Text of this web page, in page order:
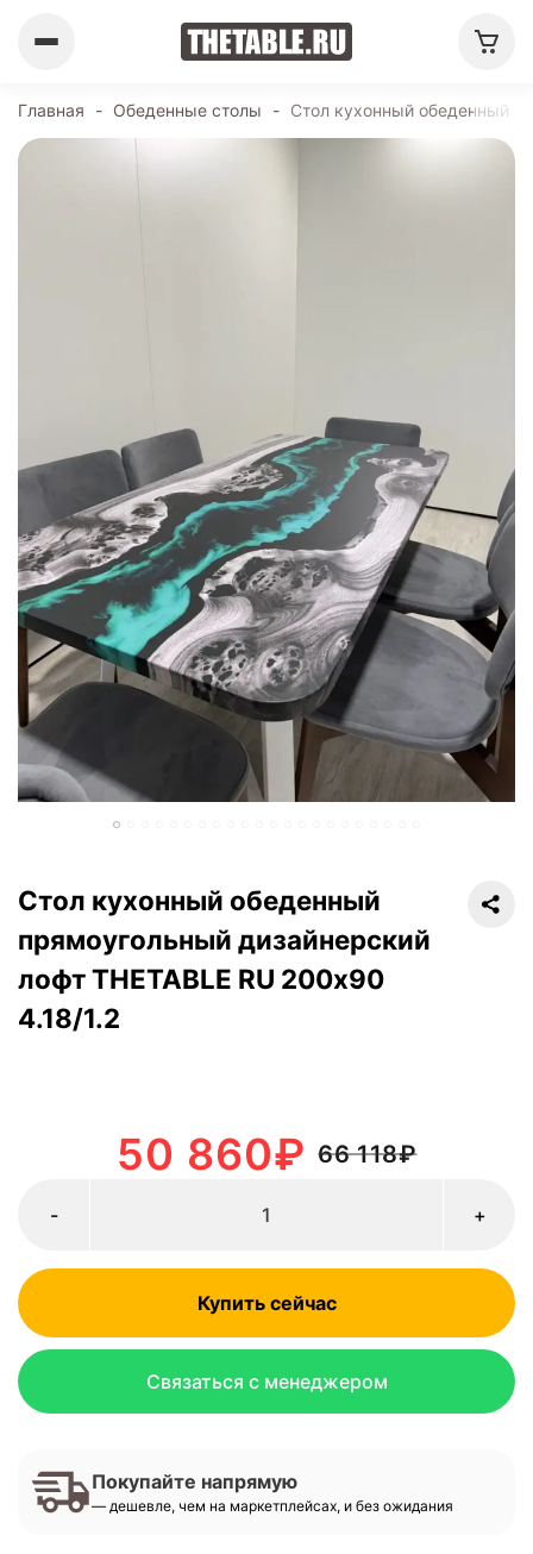
Главная - Обеденные столы - Стол кухонный обеденный
Стол кухонный обеденный
прямоугольный дизайнерский
лофт THETABLE RU 200х90
4.18/1.2
66 118₽
50 860₽
+
-
Купить сейчас
Связаться с менеджером
Покупайте напрямую
— дешевле, чем на маркетплейсах, и без ожидания